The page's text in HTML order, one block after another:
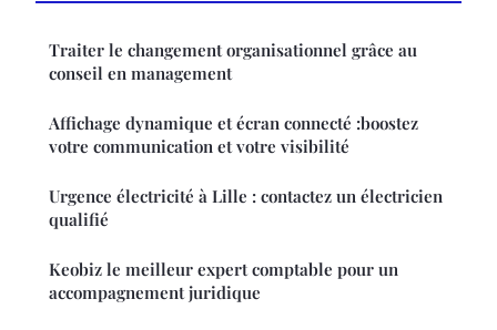
Traiter le changement organisationnel grâce au
conseil en management
Affichage dynamique et écran connecté :boostez
votre communication et votre visibilité
Urgence électricité à Lille : contactez un électricien
qualifié
Keobiz le meilleur expert comptable pour un
accompagnement juridique